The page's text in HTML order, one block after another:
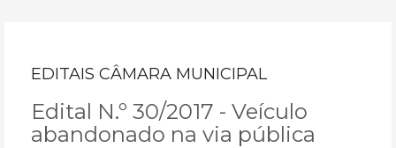
EDITAIS CÂMARA MUNICIPAL
Edital N.º 30/2017 - Veículo
abandonado na via pública